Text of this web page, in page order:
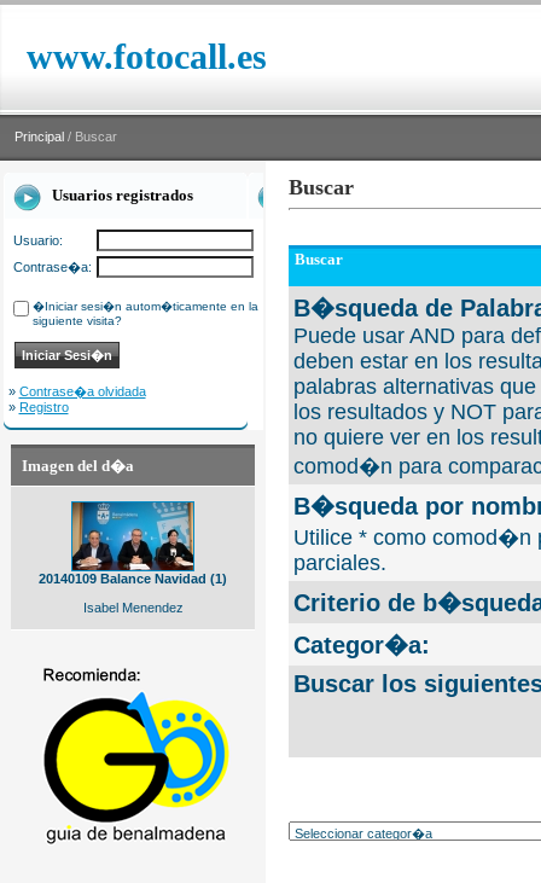
www.fotocall.es
Principal / Buscar
Usuarios registrados
Usuario:
Contrase�a:
�Iniciar sesi�n autom�ticamente en la
siguiente visita?
» Contrase�a olvidada
» Registro
Imagen del d�a
20140109 Balance Navidad (1)
Isabel Menendez
Buscar
Buscar
B�squeda de
Puede usar AND para
deben estar en los
palabras alternativas
los resultados y NOT
no quiere ver en los
comod�n para
B�squeda por
Utilice * como comod�n
parciales.
Criterio de
Categor�a:
Buscar los